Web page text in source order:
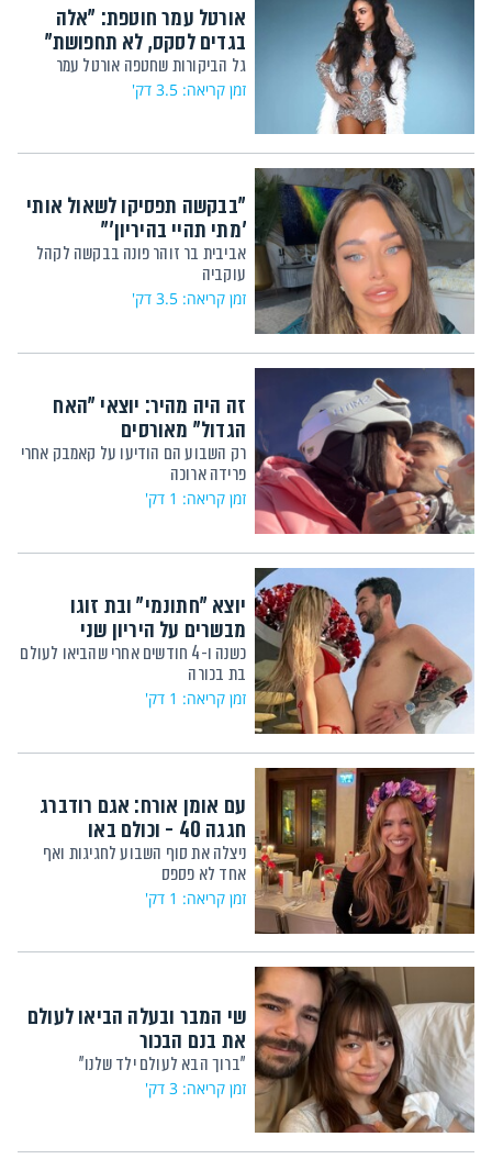
אורטל עמר חוטפת: "אלה
בגדים לסקס, לא תחפושת"
גל הביקורות שחטפה אורטל עמר
זמן קריאה: 3.5 דק'
"בבקשה תפסיקו לשאול אותי
'מתי תהיי בהיריון'"
אביבית בר זוהר פונה בבקשה לקהל
עוקביה
זמן קריאה: 3.5 דק'
זה היה מהיר: יוצאי "האח
הגדול" מאורסים
רק השבוע הם הודיעו על קאמבק אחרי
פרידה ארוכה
זמן קריאה: 1 דק'
יוצא "חתונמי" ובת זוגו
מבשרים על היריון שני
כשנה ו-4 חודשים אחרי שהביאו לעולם
בת בכורה
זמן קריאה: 1 דק'
עם אומן אורח: אגם רודברג
חגגה 40 - וכולם באו
ניצלה את סוף השבוע לחגיגות ואף
אחד לא פספס
זמן קריאה: 1 דק'
שי המבר ובעלה הביאו לעולם
את בנם הבכור
"ברוך הבא לעולם ילד שלנו"
זמן קריאה: 3 דק'